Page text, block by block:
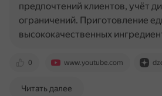
0 www.youtube.com
предпочтений клиентов, учёт
ограничений. Приготовление
высококачественных
Читать далее